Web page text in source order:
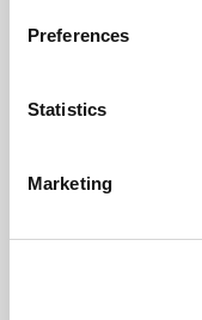
Preferences
Statistics
Marketing